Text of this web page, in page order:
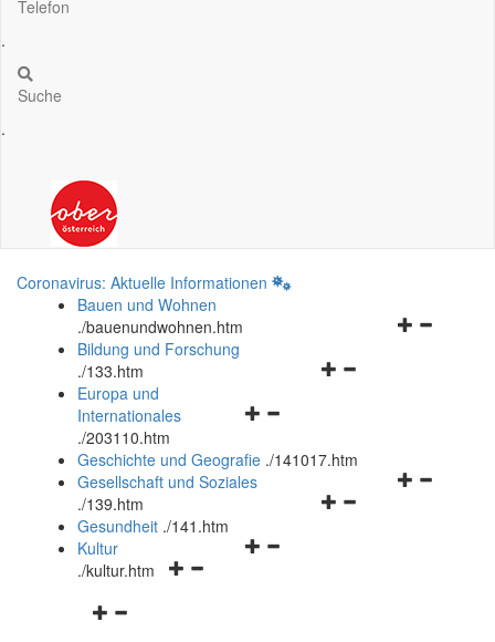
Telefon
.
Suche
.
Coronavirus: Aktuelle Informationen
Bauen und Wohnen
./bauenundwohnen.htm
Navigationsmenü
Bildung und Forschung
./133.htm
Navigationsmenü
und
schließen
Europa und
Internationales
./203110.htm
Geschichte und Geografie ./141017.htm
Navigationsmenü
Gesellschaft und Soziales
./139.htm
Navigationsmenü
Gesundheit ./141.htm
Navigationsmenü
Kultur
./kultur.htm
Navigationsmenü